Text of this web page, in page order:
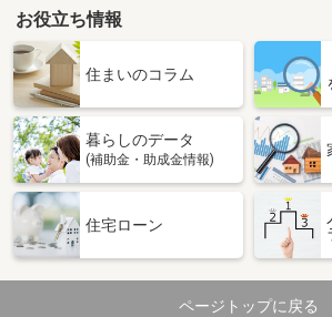
お役立ち情報
住まいのコラム
暮らしのデータ
(補助金・助成金情報)
住宅ローン
ページトップに戻る